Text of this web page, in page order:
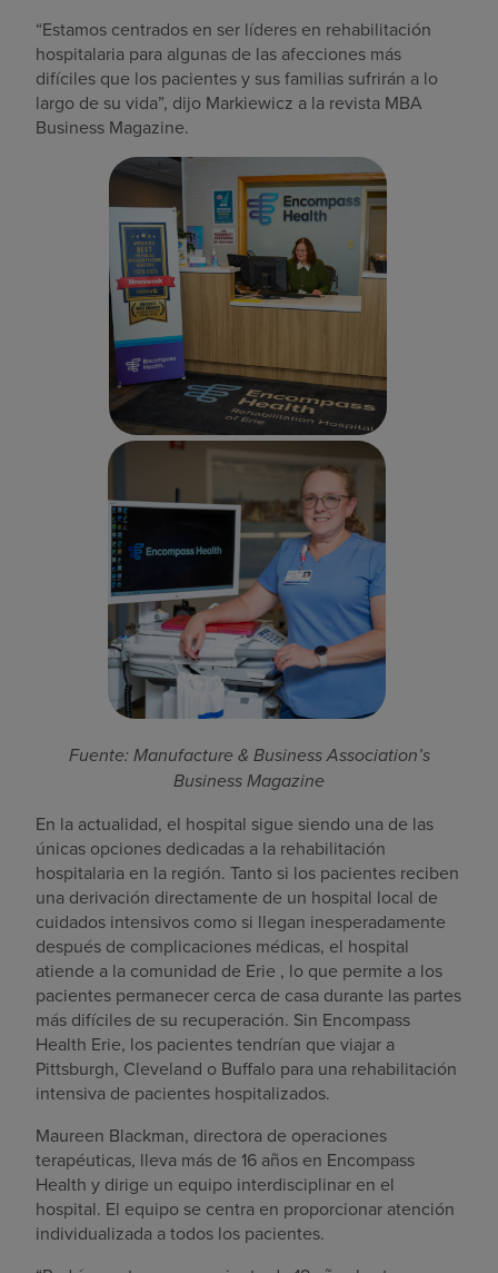
“Estamos centrados en ser líderes en rehabilitación
hospitalaria para algunas de las afecciones más
difíciles que los pacientes y sus familias sufrirán a lo
largo de su vida”, dijo Markiewicz a la revista MBA
Business Magazine.
Fuente: Manufacture & Business Association’s
Business Magazine
En la actualidad, el hospital sigue siendo una de las
únicas opciones dedicadas a la rehabilitación
hospitalaria en la región. Tanto si los pacientes reciben
una derivación directamente de un hospital local de
cuidados intensivos como si llegan inesperadamente
después de complicaciones médicas, el hospital
atiende a la comunidad de Erie , lo que permite a los
pacientes permanecer cerca de casa durante las partes
más difíciles de su recuperación. Sin Encompass
Health Erie, los pacientes tendrían que viajar a
Pittsburgh, Cleveland o Buffalo para una rehabilitación
intensiva de pacientes hospitalizados.
Maureen Blackman, directora de operaciones
terapéuticas, lleva más de 16 años en Encompass
Health y dirige un equipo interdisciplinar en el
hospital. El equipo se centra en proporcionar atención
individualizada a todos los pacientes.